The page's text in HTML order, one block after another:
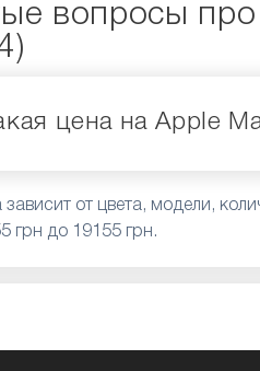
вопросы
цена на Apple
зависит от цвета, модели,
19155 грн до 19155 грн.